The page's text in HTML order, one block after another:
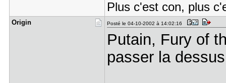
Plus c'est con, plus
Origin Posté le 04-10-2002 à 14:02:16
Putain, Fury of
passer la